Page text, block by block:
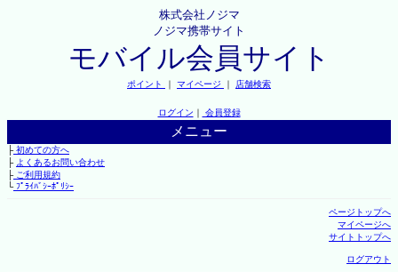
株式会社ノジマ
ノジマ携帯サイト
モバイル会員サイト
ポイント ｜ マイページ ｜ 店舗検索
ログイン ｜ 会員登録
メニュー
├初めての方へ
├ よくあるお問い合わせ
├ご利用規約
└ﾌﾟﾗｲﾊﾞｼｰﾎﾟﾘｼｰ
ページトップへ
マイページへ
サイトトップへ
ログアウト